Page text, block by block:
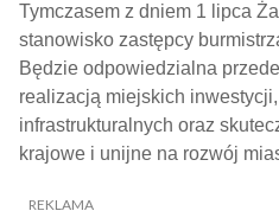
Tymczasem z dniem 1 lipca
stanowisko zastępcy
Będzie odpowiedzialna
realizacją miejskich
infrastrukturalnych oraz
krajowe i unijne na rozwój